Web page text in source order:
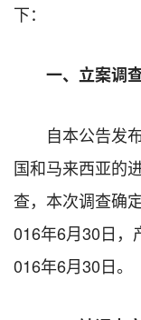
下：
一、立案调
自本公告发布
国和马来西亚的
查，本次调查确
016年6月30日，
016年6月30日。